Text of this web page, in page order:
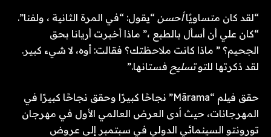
“لقد كان متساويًاأحسن “يقول: “في المرة الثانية ، ولفنا”.
“كان علي أن أسأل بالطبع ،” ماذا أخبرت أريانا بحق
الجحيم؟ ” ماذا كانت ملاحظتك؟ فقالت: أوه، لا شيء كبير.
لقد ذكرتها للتوتسليح فستانها.”
حقق فيلم “Mārama” نجاحًا كبيرًا وحقق نجاحًا كبيرًا في
المهرجانات، حيث أدى العرض العالمي الأول في مهرجان
تورونتو السينمائي الدولي في سبتمبر إلى عروض